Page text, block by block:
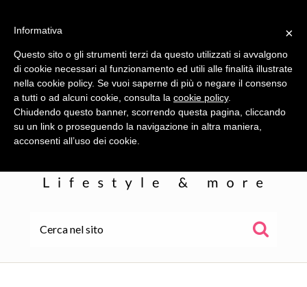
×
Informativa
Questo sito o gli strumenti terzi da questo utilizzati si avvalgono
di cookie necessari al funzionamento ed utili alle finalità illustrate
nella cookie policy. Se vuoi saperne di più o negare il consenso
a tutti o ad alcuni cookie, consulta la cookie policy.
Chiudendo questo banner, scorrendo questa pagina, cliccando
su un link o proseguendo la navigazione in altra maniera,
acconsenti all’uso dei cookie.